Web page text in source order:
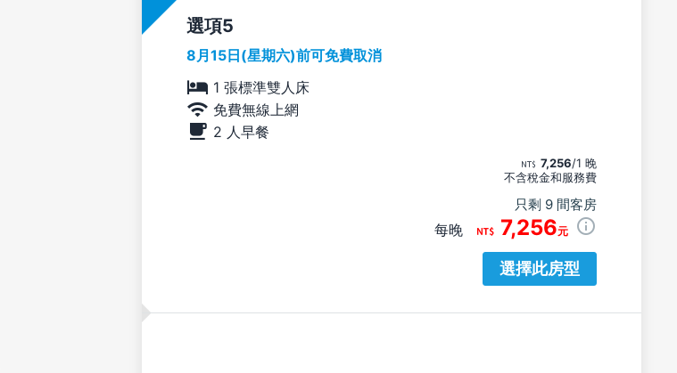
選項
8月15日(星期六)前可免費取消
1 張標準雙人床
免費無線上網
2 人早餐
7,256/1 晚
不含稅金和服務費
只剩 9 間客房
每晚 7,256元
選擇此房型